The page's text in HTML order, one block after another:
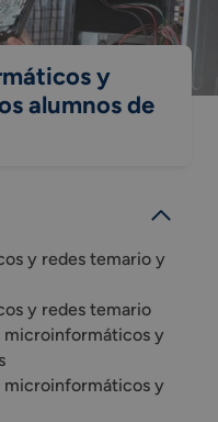
y
alumnos de
y redes temario y
y redes temario
microinformáticos y
microinformáticos y